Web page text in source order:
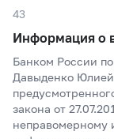
43
Информация о
Банком России
Давыденко Юлией
закона от
неправомерному